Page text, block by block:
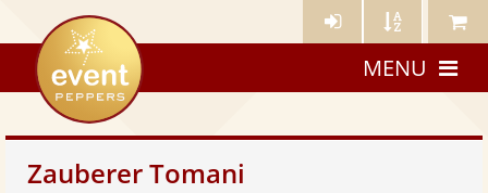
Künstler- Künstler Meine
eventpeppers
MENU
Zauberer Tomani